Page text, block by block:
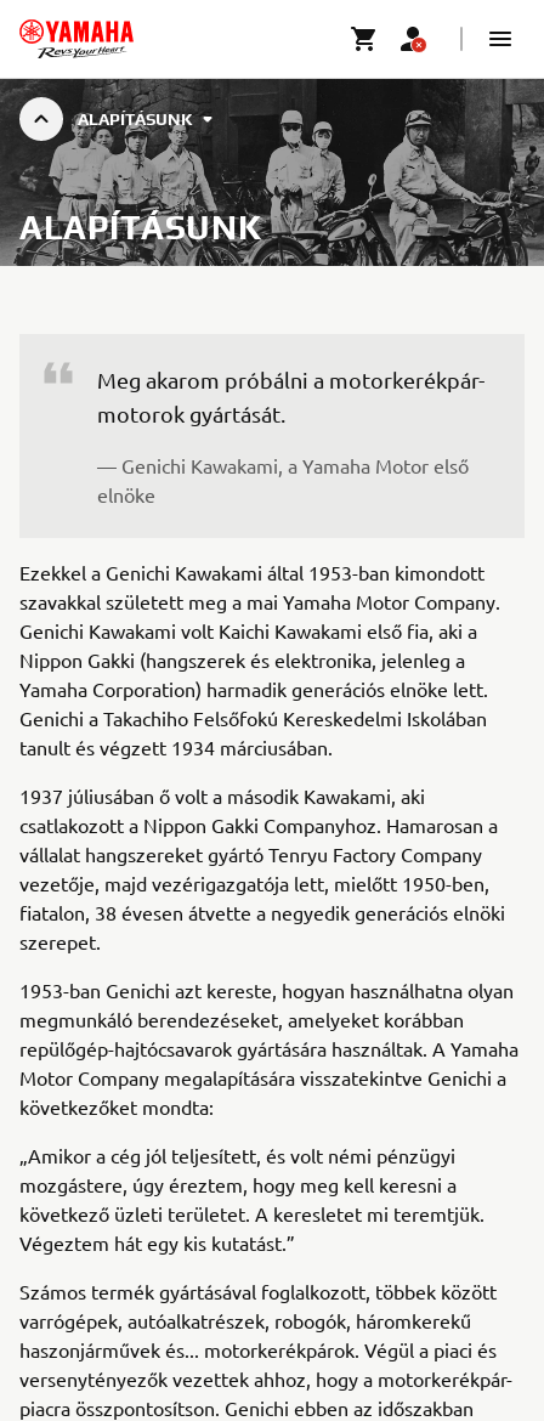
ALAPÍTÁSUNK
ALAPÍTÁSUNK
Meg akarom próbálni a motorkerékpár-
— Genichi Kawakami, a Yamaha Motor első
elnöke
Ezekkel a Genichi Kawakami által 1953-ban kimondott
szavakkal született meg a mai Yamaha Motor Company.
Genichi Kawakami volt Kaichi Kawakami első fia, aki a
Nippon Gakki (hangszerek és elektronika, jelenleg a
Yamaha Corporation) harmadik generációs elnöke lett.
Genichi a Takachiho Felsőfokú Kereskedelmi Iskolában
tanult és végzett 1934 márciusában.
1937 júliusában ő volt a második Kawakami, aki
csatlakozott a Nippon Gakki Companyhoz. Hamarosan a
vállalat hangszereket gyártó Tenryu Factory Company
vezetője, majd vezérigazgatója lett, mielőtt 1950-ben,
fiatalon, 38 évesen átvette a negyedik generációs elnöki
szerepet.
1953-ban Genichi azt kereste, hogyan használhatna olyan
megmunkáló berendezéseket, amelyeket korábban
repülőgép-hajtócsavarok gyártására használtak. A Yamaha
Motor Company megalapítására visszatekintve Genichi a
következőket mondta:
„Amikor a cég jól teljesített, és volt némi pénzügyi
mozgástere, úgy éreztem, hogy meg kell keresni a
következő üzleti területet. A keresletet mi teremtjük.
Végeztem hát egy kis kutatást.”
Számos termék gyártásával foglalkozott, többek között
varrógépek, autóalkatrészek, robogók, háromkerekű
haszonjárművek és... motorkerékpárok. Végül a piaci és
versenytényezők vezettek ahhoz, hogy a motorkerékpár-
piacra összpontosítson. Genichi ebben az időszakban